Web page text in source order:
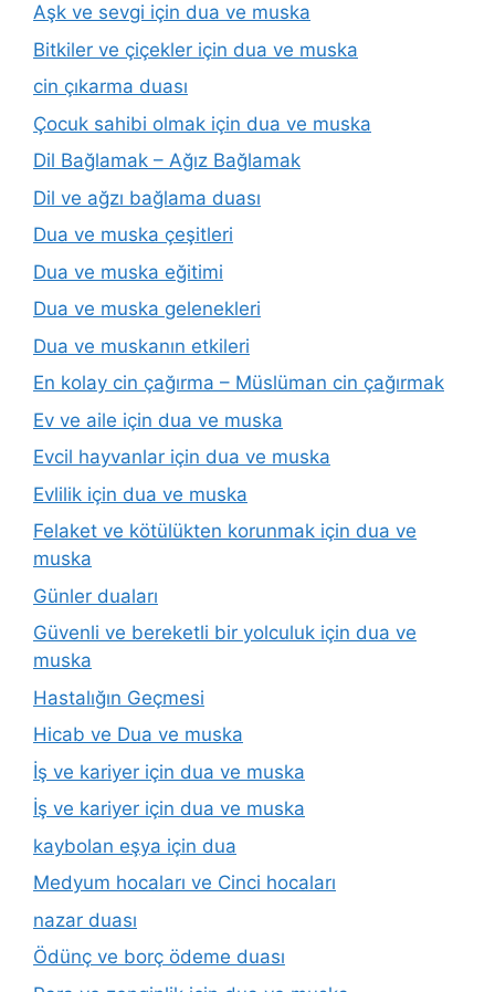
Aşk ve sevgi için dua ve muska
Bitkiler ve çiçekler için dua ve muska
cin çıkarma duası
Çocuk sahibi olmak için dua ve muska
Dil Bağlamak – Ağız Bağlamak
Dil ve ağzı bağlama duası
Dua ve muska çeşitleri
Dua ve muska eğitimi
Dua ve muska gelenekleri
Dua ve muskanın etkileri
En kolay cin çağırma – Müslüman cin çağırmak
Ev ve aile için dua ve muska
Evcil hayvanlar için dua ve muska
Evlilik için dua ve muska
Felaket ve kötülükten korunmak için dua ve
muska
Günler duaları
Güvenli ve bereketli bir yolculuk için dua ve
muska
Hastalığın Geçmesi
Hicab ve Dua ve muska
İş ve kariyer için dua ve muska
İş ve kariyer için dua ve muska
kaybolan eşya için dua
Medyum hocaları ve Cinci hocaları
nazar duası
Ödünç ve borç ödeme duası